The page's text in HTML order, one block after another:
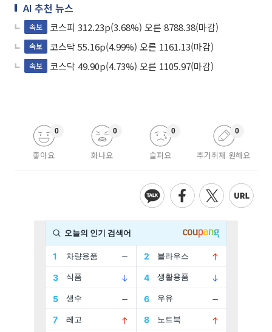
AI 추천 뉴스
속보 코스피 312.23p(3.68%) 오른 8788.38(마감)
속보 코스닥 55.16p(4.99%) 오른 1161.13(마감)
속보 코스닥 49.90p(4.73%) 오른 1105.97(마감)
좋아요
0
화나요
0
슬퍼요
0
추가취재 원해요
0